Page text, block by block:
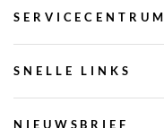
SERVICECENTRUM
SNELLE LINKS
NIEUWSBRIEF